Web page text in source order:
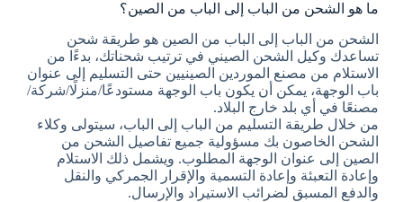
ما هو الشحن من الباب إلى الباب من الصين؟
الشحن من الباب إلى الباب من الصين هو طريقة شحن
تساعدك وكيل الشحن الصيني في ترتيب شحناتك، بدءًا من
الاستلام من مصنع الموردين الصينيين حتى التسليم إلى عنوان
باب الوجهة، يمكن أن يكون باب الوجهة مستودعًا/منزلًا/شركة/
مصنعًا في أي بلد خارج البلاد.
من خلال طريقة التسليم من الباب إلى الباب، سيتولى وكلاء
الشحن الخاصون بك مسؤولية جميع تفاصيل الشحن من
الصين إلى عنوان الوجهة المطلوب. ويشمل ذلك الاستلام
وإعادة التعبئة وإعادة التسمية والإقرار الجمركي والنقل
والدفع المسبق لضرائب الاستيراد والإرسال.